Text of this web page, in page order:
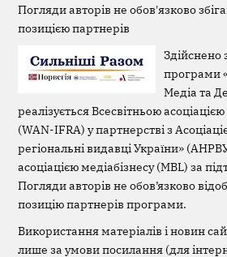
Погляди авторів не обов'язково
позицією партнерів
Здійснено
програми
Медіа та
реалізується Всесвітньою
(WAN-IFRA) у партнерстві з
регіональні видавці України»
асоціацією медіабізнесу (MBL) за
Погляди авторів не обов’язково
позицію партнерів програми.
Використання матеріалів і новин
лише за умови посилання (для